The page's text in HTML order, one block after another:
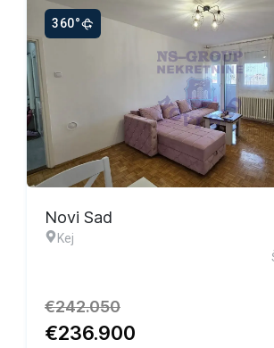
360°
Ekskluzivna ponuda
Novi Sad
Kej
€242.050
€236.900